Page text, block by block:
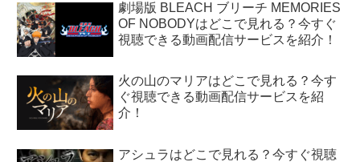
劇場版 BLEACH ブリーチ MEMORIES
OF NOBODYはどこで見れる？今すぐ
視聴できる動画配信サービスを紹介！
火の山のマリアはどこで見れる？今す
ぐ視聴できる動画配信サービスを紹
介！
アシュラはどこで見れる？今すぐ視聴